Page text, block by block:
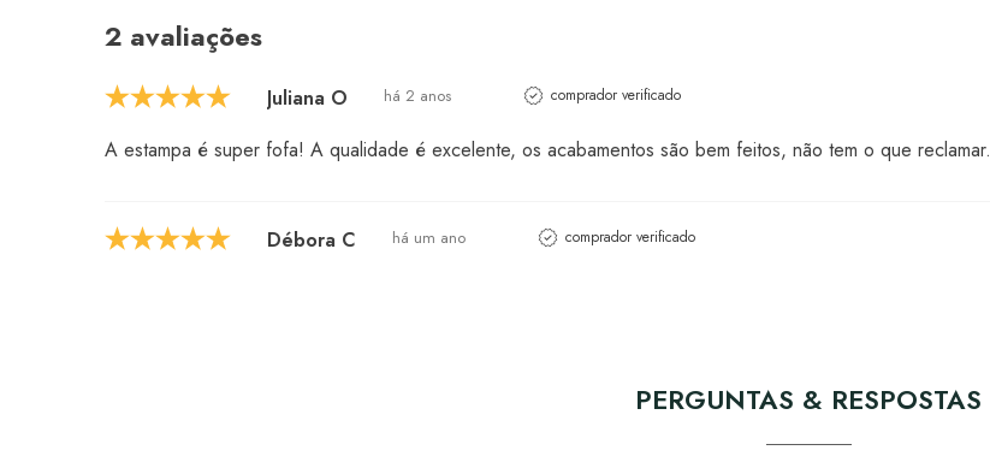
2 avaliações
Juliana O há 2 anos comprador verificado
A estampa é super fofa! A qualidade é excelente, os acabamentos são bem feitos, não tem o que reclamar.
Débora C há um ano comprador verificado
PERGUNTAS & RESPOSTAS